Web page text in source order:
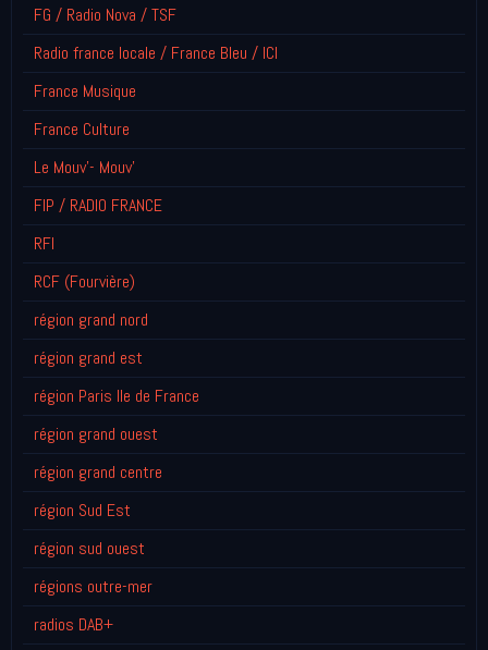
FG / Radio Nova / TSF
Radio france locale / France Bleu / ICI
France Musique
France Culture
Le Mouv'- Mouv'
FIP / RADIO FRANCE
RFI
RCF (Fourvière)
région grand nord
région grand est
région Paris Ile de France
région grand ouest
région grand centre
région Sud Est
région sud ouest
régions outre-mer
radios DAB+